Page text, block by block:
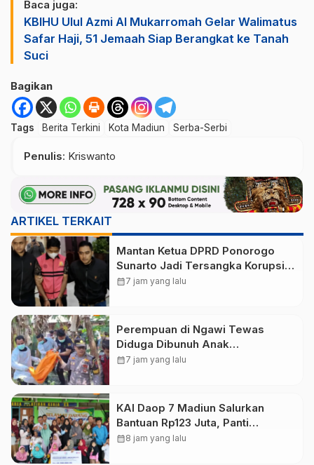
Baca juga:
KBIHU Ulul Azmi Al Mukarromah Gelar Walimatus
Safar Haji, 51 Jemaah Siap Berangkat ke Tanah
Suci
Bagikan
Tags Berita Terkini Kota Madiun Serba-Serbi
Penulis: Kriswanto
ARTIKEL TERKAIT
Mantan Ketua DPRD Ponorogo
Sunarto Jadi Tersangka Korupsi
Tunjangan Perumahan
calendar_month7 jam yang lalu
Perempuan di Ngawi Tewas
Diduga Dibunuh Anak
Kandungnya yang mengalami
calendar_month7 jam yang lalu
KAI Daop 7 Madiun Salurkan
Bantuan Rp123 Juta, Panti
Disabilitas hingga Reog Ponorogo
calendar_month8 jam yang lalu